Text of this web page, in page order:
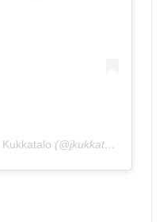
(@jkukkatalo) on